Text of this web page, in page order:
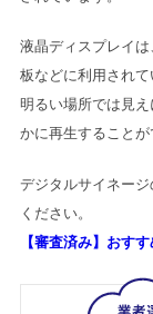
液晶ディスプレイ
板などに利用されて
明るい場所では見
かに再生することが
デジタルサイネー
ください。
【審査済み】おす